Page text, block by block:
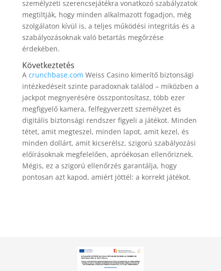
személyzeti szerencsejátékra vonatkozó szabályzatok
megtiltják, hogy minden alkalmazott fogadjon, még
szolgálaton kívül is, a teljes működési integritás és a
szabályozásoknak való betartás megőrzése
érdekében.
Következtetés
A crunchbase.com Weiss Casino kimerítő biztonsági
intézkedéseit szinte paradoxnak találod – miközben a
jackpot megnyerésére összpontosítasz, több ezer
megfigyelő kamera, felfegyverzett személyzet és
digitális biztonsági rendszer figyeli a játékot. Minden
tétet, amit megteszel, minden lapot, amit kezel, és
minden dollárt, amit kicserélsz, szigorú szabályozási
előírásoknak megfelelően, apróékosan ellenőriznek.
Mégis, ez a szigorú ellenőrzés garantálja, hogy
pontosan azt kapod, amiért jöttél: a korrekt játékot.